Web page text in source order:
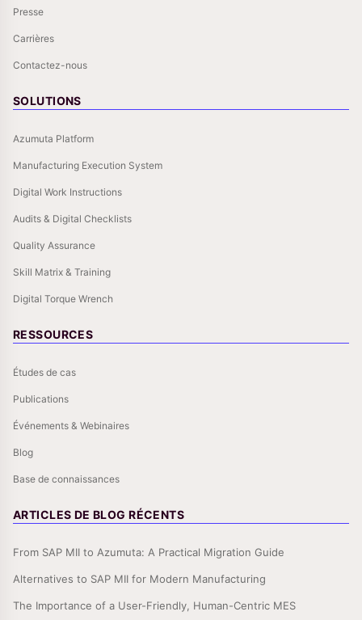
Presse
Carrières
Contactez-nous
SOLUTIONS
Azumuta Platform
Manufacturing Execution System
Digital Work Instructions
Audits & Digital Checklists
Quality Assurance
Skill Matrix & Training
Digital Torque Wrench
RESSOURCES
Études de cas
Publications
Événements & Webinaires
Blog
Base de connaissances
ARTICLES DE BLOG RÉCENTS
From SAP MII to Azumuta: A Practical Migration Guide
Alternatives to SAP MII for Modern Manufacturing
The Importance of a User-Friendly, Human-Centric MES